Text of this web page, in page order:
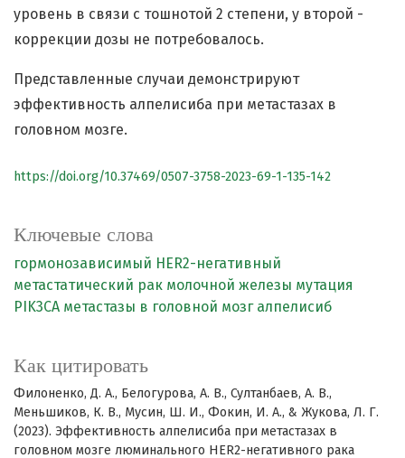
Ключевые слова
гормонозависимый HER2-негативный
метастатический рак молочной железы мутация
PIK3CA метастазы в головной мозг алпелисиб
Как цитировать
Филоненко, Д. А., Белогурова, А. В., Султанбаев, А. В.,
Меньшиков, К. В., Мусин, Ш. И., Фокин, И. А., & Жукова, Л. Г.
(2023). Эффективность алпелисиба при метастазах в
головном мозге люминального HER2-негативного рака
уровень в связи с тошнотой 2 степени, у второй -
коррекции дозы не потребовалось.
Представленные случаи демонстрируют
эффективность алпелисиба при метастазах в
головном мозге.
https://doi.org/10.37469/0507-3758-2023-69-1-135-142